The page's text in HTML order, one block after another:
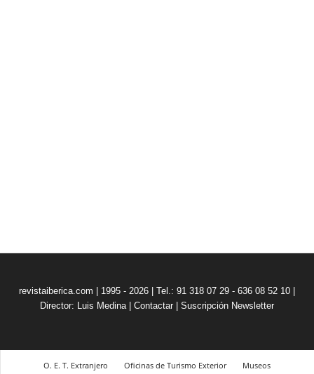
revistaiberica.com | 1995 - 2026 | Tel.: 91 318 07 29 - 636 08 52 10 |
Director: Luis Medina| Contactar Suscripción Newsletter
O. E. T. Extranjero Oficinas de Turismo Exterior Museos